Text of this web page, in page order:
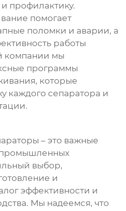
профилактику.
помогает
поломки и аварии, а
работы
компании мы
программы
которые
каждого сепаратора и
– это важные
выбор,
и
эффективности и
Мы надеемся, что